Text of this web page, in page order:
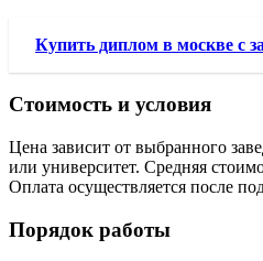
Купить диплом в москве с
Стоимость и условия
Цена зависит от выбранного
или университет. Средняя
Оплата осуществляется после
Порядок работы